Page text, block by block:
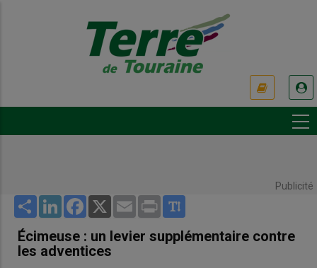
Publicité
Share LinkedInFacebook
X Email Print
Écimeuse : un levier supplémentaire contre
les adventices